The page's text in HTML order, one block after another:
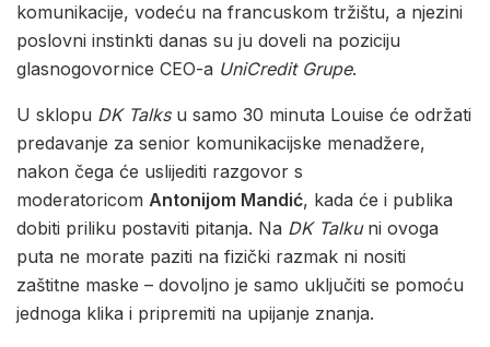
komunikacije, vodeću na francuskom tržištu, a njezini
poslovni instinkti danas su ju doveli na poziciju
glasnogovornice CEO-a UniCredit Grupe.
U sklopu DK Talksu samo 30 minuta Louise će održati
predavanje za senior komunikacijske menadžere,
nakon čega će uslijediti razgovor s
moderatoricom Antonijom Mandić, kada će i publika
dobiti priliku postaviti pitanja. Na DK Talkuni ovoga
puta ne morate paziti na fizički razmak ni nositi
zaštitne maske – dovoljno je samo uključiti se pomoću
jednoga klika i pripremiti na upijanje znanja.